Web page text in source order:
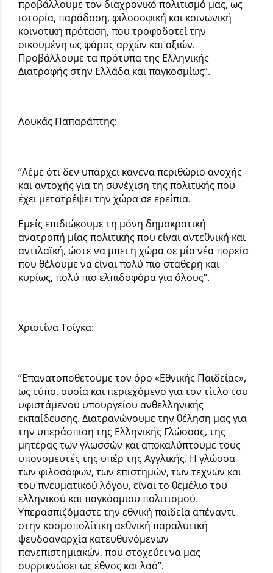
προβάλλουμε τον διαχρονικό πολιτισμό μας, ως
ιστορία, παράδοση, φιλοσοφική και κοινωνική
κοινοτική πρόταση, που τροφοδοτεί την
οικουμένη ως φάρος αρχών και αξιών.
Προβάλλουμε τα πρότυπα της Ελληνικής
Διατροφής στην Ελλάδα και παγκοσμίως’’.
Λουκάς Παπαράπτης:
‘’Λέμε ότι δεν υπάρχει κανένα περιθώριο ανοχής
και αντοχής για τη συνέχιση της πολιτικής που
έχει μετατρέψει την χώρα σε ερείπια.
Εμείς επιδιώκουμε τη μόνη δημοκρατική
ανατροπή μίας πολιτικής που είναι αντεθνική και
αντιλαϊκή, ώστε να μπει η χώρα σε μία νέα πορεία
που θέλουμε να είναι πολύ πιο σταθερή και
κυρίως, πολύ πιο ελπιδοφόρα για όλους’’.
Χριστίνα Τσίγκα:
‘’Επανατοποθετούμε τον όρο «Εθνικής Παιδείας»,
ως τύπο, ουσία και περιεχόμενο για τον τίτλο του
υφιστάμενου υπουργείου ανθελληνικής
εκπαίδευσης. Διατρανώνουμε την θέληση μας για
την υπεράσπιση της Ελληνικής Γλώσσας, της
μητέρας των γλωσσών και αποκαλύπτουμε τους
υπονομευτές της υπέρ της Αγγλικής. Η γλώσσα
των φιλοσόφων, των επιστημών, των τεχνών και
του πνευματικού λόγου, είναι το θεμέλιο του
ελληνικού και παγκόσμιου πολιτισμού.
Υπερασπιζόμαστε την εθνική παιδεία απέναντι
στην κοσμοπολίτικη αεθνική παραλυτική
ψευδοαναρχία κατευθυνόμενων
πανεπιστημιακών, που στοχεύει να μας
συρρικνώσει ως έθνος και λαό’’.